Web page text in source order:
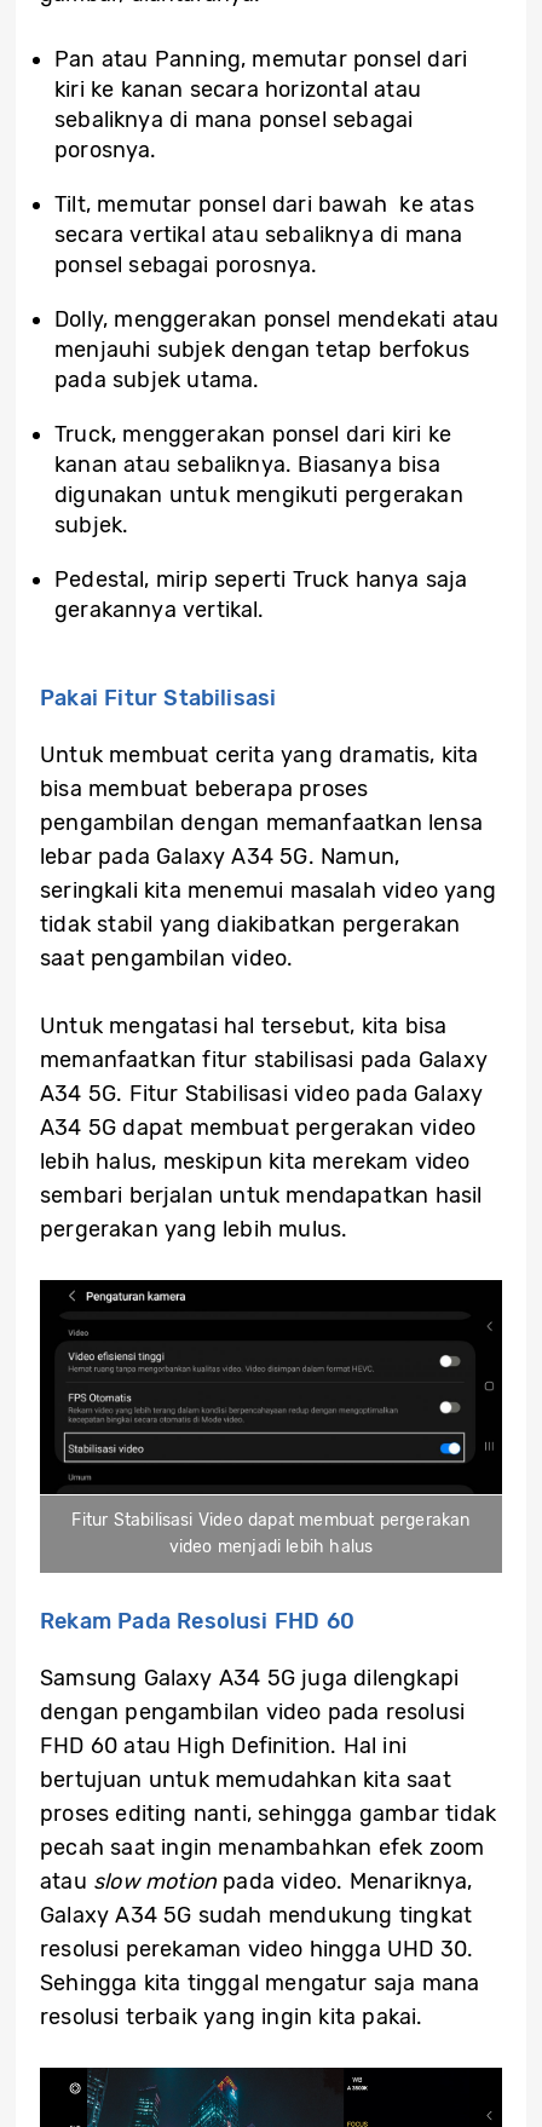
Pan atau Panning, memutar ponsel dari
kiri ke kanan secara horizontal atau
sebaliknya di mana ponsel sebagai
porosnya.
Tilt, memutar ponsel dari bawah ke atas
secara vertikal atau sebaliknya di mana
ponsel sebagai porosnya.
Dolly, menggerakan ponsel mendekati atau
menjauhi subjek dengan tetap berfokus
pada subjek utama.
Truck, menggerakan ponsel dari kiri ke
kanan atau sebaliknya. Biasanya bisa
digunakan untuk mengikuti pergerakan
subjek.
Pedestal, mirip seperti Truck hanya saja
gerakannya vertikal.
Pakai Fitur Stabilisasi
Untuk membuat cerita yang dramatis, kita
bisa membuat beberapa proses
pengambilan dengan memanfaatkan lensa
lebar pada Galaxy A34 5G. Namun,
seringkali kita menemui masalah video yang
tidak stabil yang diakibatkan pergerakan
saat pengambilan video.
Untuk mengatasi hal tersebut, kita bisa
memanfaatkan fitur stabilisasi pada Galaxy
A34 5G. Fitur Stabilisasi video pada Galaxy
A34 5G dapat membuat pergerakan video
lebih halus, meskipun kita merekam video
sembari berjalan untuk mendapatkan hasil
pergerakan yang lebih mulus.
Fitur Stabilisasi Video dapat membuat pergerakan
video menjadi lebih halus
Rekam Pada Resolusi FHD 60
Samsung Galaxy A34 5G juga dilengkapi
dengan pengambilan video pada resolusi
FHD 60 atau High Definition. Hal ini
bertujuan untuk memudahkan kita saat
proses editing nanti, sehingga gambar tidak
pecah saat ingin menambahkan efek zoom
atau slow motion pada video. Menariknya,
Galaxy A34 5G sudah mendukung tingkat
resolusi perekaman video hingga UHD 30.
Sehingga kita tinggal mengatur saja mana
resolusi terbaik yang ingin kita pakai.